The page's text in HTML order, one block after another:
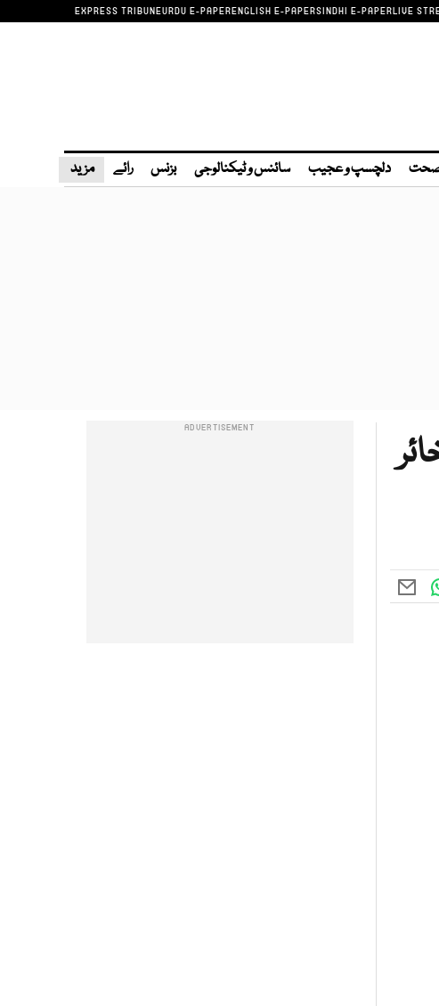
EXPRESS TRIBUNEURDU E-PAPERENGLISH E-PAPERSINDHI E-PAPERLIVE
دلچسپ و عجیب سائنس و ٹیکنالوجی بزنس رائے مزید